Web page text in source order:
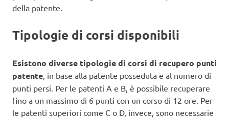
della patente.
Tipologie di corsi disponibili
Esistono diverse tipologie di corsi di recupero punti
patente, in base alla patente posseduta e al numero di
punti persi. Per le patenti A e B, è possibile recuperare
fino a un massimo di 6 punti con un corso di 12 ore. Per
le patenti superiori come C o D, invece, sono necessarie